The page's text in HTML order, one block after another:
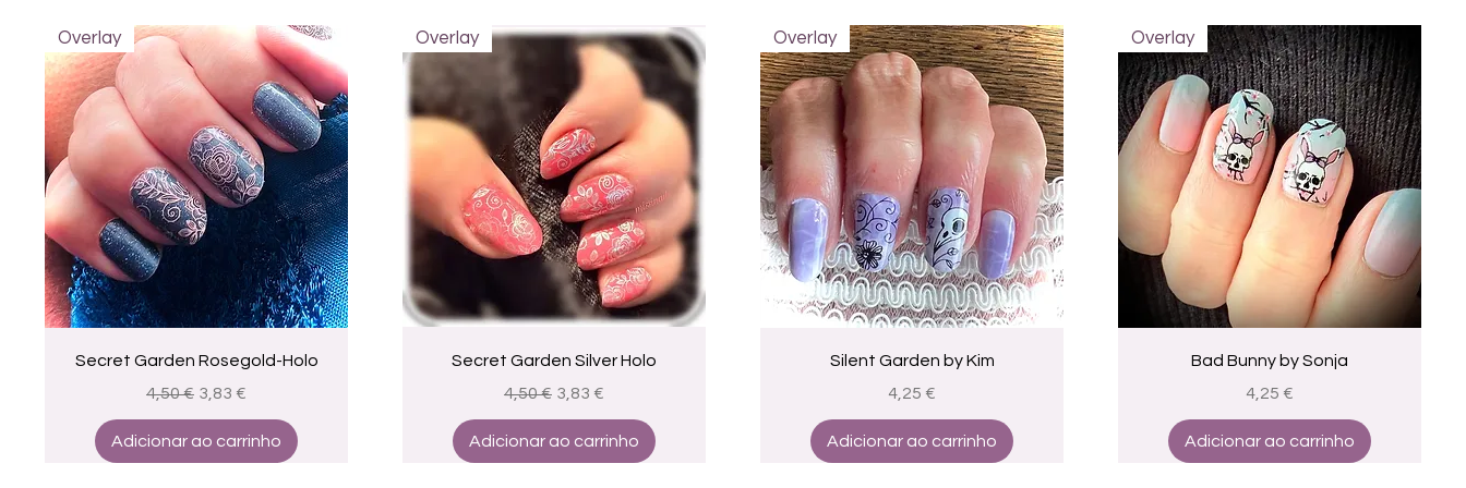
Visualização rápida
Overlay
Secret Garden Rosegold-Holo
Preço normal
4,50 € Preço promocional
3,83 €
Adicionar ao carrinho
Visualização rápida
Overlay
Secret Garden Silver Holo
Preço normal
4,50 € Preço promocional
3,83 €
Adicionar ao carrinho
Visualização rápida
Overlay
Silent Garden by Kim
Preço
4,25 €
Adicionar ao carrinho
Visualização rápida
Overlay
Bad Bunny by Sonja
Preço
4,25 €
Adicionar ao carrinho